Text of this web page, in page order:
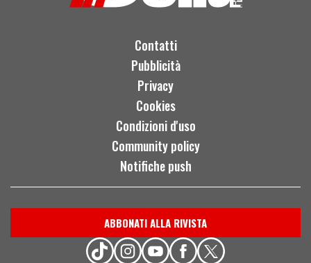
Contatti
Pubblicità
Privacy
Cookies
Condizioni d'uso
Community policy
Notifiche push
ABBONATI ALLA RIVISTA